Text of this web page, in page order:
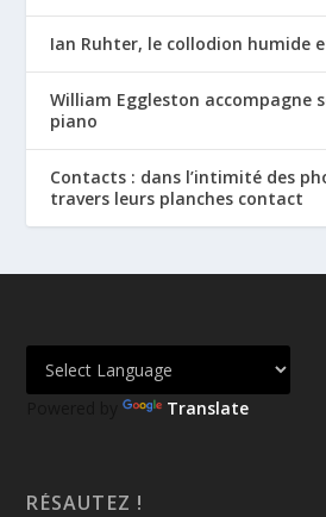
Ian Ruhter, le collodion humide
William Eggleston accompagne
piano
Contacts : dans l’intimité des
travers leurs planches contact
Powered by Translate
RÉSAUTEZ !